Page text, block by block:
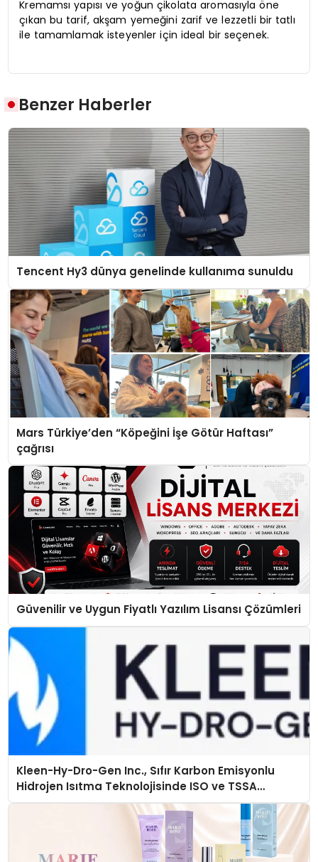
Kremamsı yapısı ve yoğun çikolata aromasıyla öne
çıkan bu tarif, akşam yemeğini zarif ve lezzetli bir tatlı
ile tamamlamak isteyenler için ideal bir seçenek.
Benzer Haberler
Tencent Hy3 dünya genelinde kullanıma sunuldu
Mars Türkiye’den “Köpeğini İşe Götür Haftası”
çağrısı
Güvenilir ve Uygun Fiyatlı Yazılım Lisansı Çözümleri
Kleen-Hy-Dro-Gen Inc., Sıfır Karbon Emisyonlu
Hidrojen Isıtma Teknolojisinde ISO ve TSSA
Düzenleyici Onaylarını Aldı